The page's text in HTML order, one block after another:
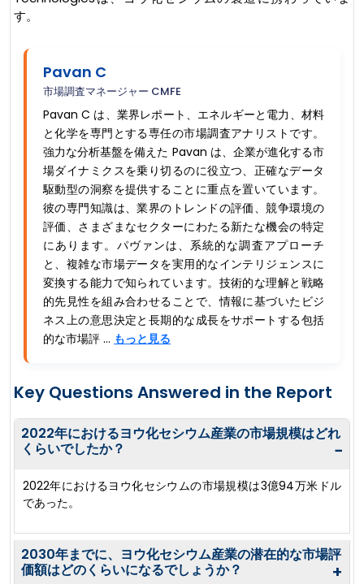
す。
Pavan C
市場調査マネージャー CMFE
Pavan C は、業界レポート、エネルギーと電力、材料
と化学を専門とする専任の市場調査アナリストです。
強力な分析基盤を備えた Pavan は、企業が進化する市
場ダイナミクスを乗り切るのに役立つ、正確なデータ
駆動型の洞察を提供することに重点を置いています。
彼の専門知識は、業界のトレンドの評価、競争環境の
評価、さまざまなセクターにわたる新たな機会の特定
にあります。パヴァンは、系統的な調査アプローチ
と、複雑な市場データを実用的なインテリジェンスに
変換する能力で知られています。技術的な理解と戦略
的先見性を組み合わせることで、情報に基づいたビジ
ネス上の意思決定と長期的な成長をサポートする包括
的な市場評 ... もっと見る
Key Questions Answered in the Report
2022年におけるヨウ化セシウム産業の市場規模はどれ
くらいでしたか？
−
2022年におけるヨウ化セシウムの市場規模は3億94万米ドル
であった。
2030年までに、ヨウ化セシウム産業の潜在的な市場評
価額はどのくらいになるでしょうか？
+